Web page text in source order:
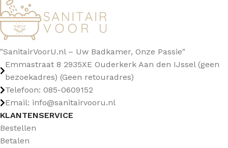
"SanitairVoorU.nl – Uw Badkamer, Onze Passie"
Emmastraat 8 2935XE Ouderkerk Aan den IJssel (geen
bezoekadres) (Geen retouradres)
Telefoon: 085-0609152
Email: info@sanitairvooru.nl
KLANTENSERVICE
Bestellen
Betalen